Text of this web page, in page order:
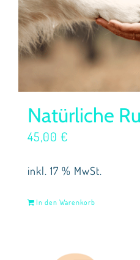
Natürliche
45,00 €
inkl. 17 % MwSt.
In den Warenkorb